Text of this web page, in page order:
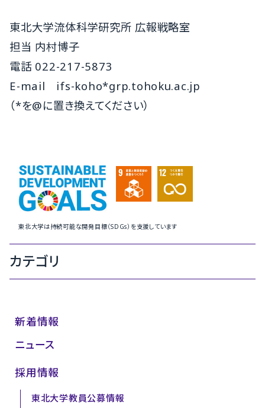
東北大学流体科学研究所 広報戦略室
担当 内村博子
電話022-217-5873
E-mail
ifs-koho*grp.tohoku.ac.jp
（*を@に置き換えてください）
東北大学は持続可能な開発目標（SDGs）を支援しています
カテゴリ
新着情報
ニュース
採用情報
東北大学教員公募情報